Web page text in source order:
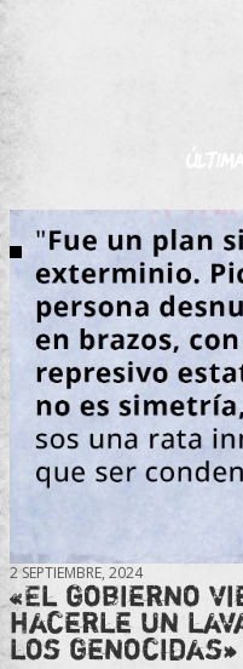
2 SEPTIEMBRE, 2024
«El gobierno
hacerle un
los genocidas»